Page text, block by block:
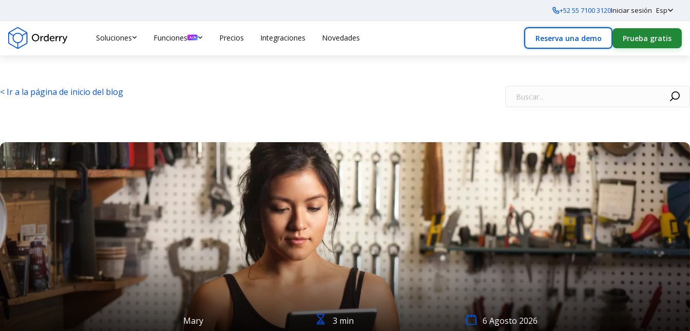
+52 55 7100 3120Iniciar sesión Esp
Soluciones Funciones Precios Integraciones Novedades Reserva una demo Prueba gratis
< Ir a la página de inicio del blog
Mary 3 min 6 Agosto 2026